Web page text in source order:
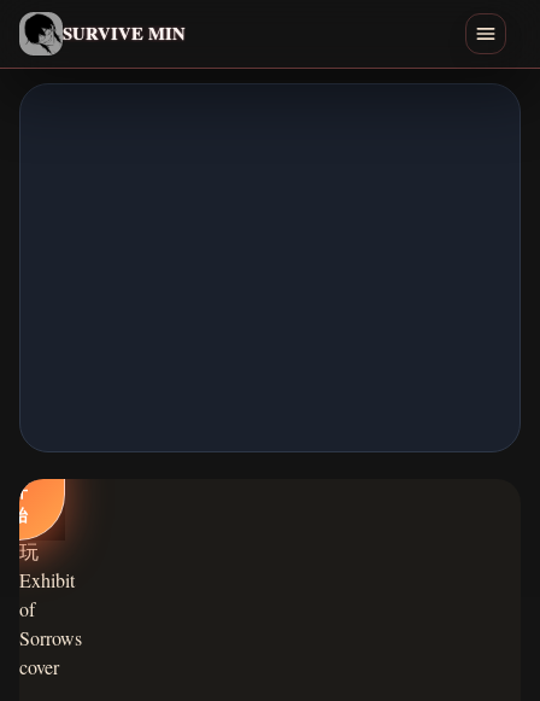
SURVIVE MIN
简体中文
立
开
始